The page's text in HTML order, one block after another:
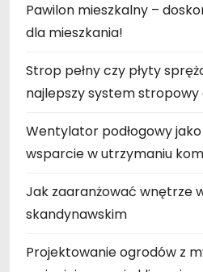
Pawilon mieszkalny –
dla mieszkania!
Strop pełny czy płyty
najlepszy system stropowy
Wentylator podłogowy
wsparcie w utrzymaniu
Jak zaaranżować wnętrze
skandynawskim
Projektowanie ogrodów z